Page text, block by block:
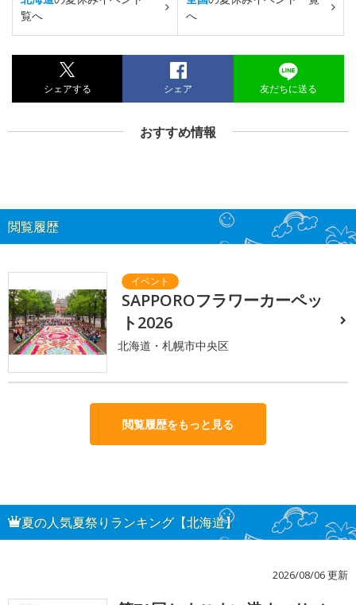
覧へ
へ
シェアする シェア 友だちに送る
おすすめ情報
閲覧履歴
SAPPOROフラワーカーペッ
ト2026
北海道・札幌市中央区
閲覧履歴をもっと見る
夏の人気夏祭りランキング【北海道】
2026/08/06 更新